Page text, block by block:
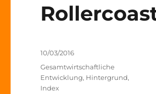
Veröffentlicht
10/03/2016
Kategorien
Gesamtwirtschaftliche
Entwicklung, Hintergrund,
Index